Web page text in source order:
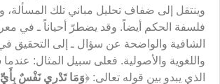
وينتقل إلى ضفاف تحليل مباني تلك
فلسفة الحكم أيضاً. وقد يضطرّ أحياناً ـ في
الشافية والواضحة عن سؤال ـ إلى التحقيق في
واللغوية والأصولية. فعلى سبيل المثال:
الذي يبدو بين قوله تعالى: ﴿وَمَا تَدْرِي نَفْسٌ بِأَيِّ